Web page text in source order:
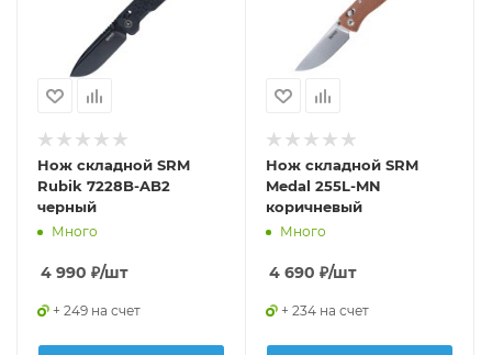
Нож складной SRM
Rubik 7228B-AB2
черный
Много
4 990 ₽/шт
+ 249 на счет
Нож складной SRM
Medal 255L-MN
коричневый
Много
4 690 ₽/шт
+ 234 на счет